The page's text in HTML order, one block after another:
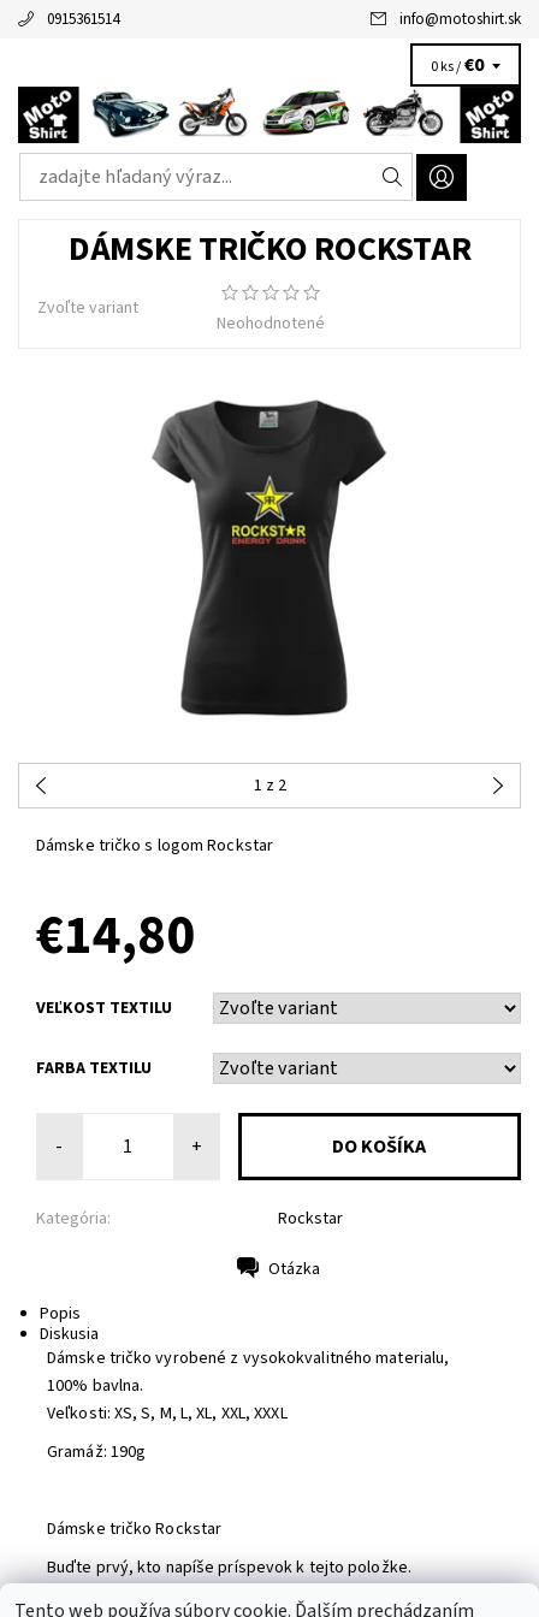
0915361514 info@motoshirt.sk
0 ks /€0
DÁMSKE TRIČKO ROCKSTAR
Zvoľte variant
Neohodnotené
1 z 2
Dámske tričko s logom Rockstar
€14,80
VEĽKOST TEXTILU
FARBA TEXTILU
- +
Kategória: Rockstar
Otázka
Popis
Diskusia
Dámske tričko vyrobené z vysokokvalitného materialu,
100% bavlna.
Veľkosti: XS, S, M, L, XL, XXL, XXXL
Gramáž: 190g
Dámske tričko Rockstar
Buďte prvý, kto napíše príspevok k tejto položke.
Pridať komentár
Tento web používa súbory cookie. Ďalším prechádzaním